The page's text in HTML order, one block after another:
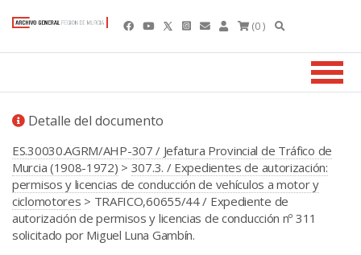
(0 )
Detalle del documento
ES.30030.AGRM/AHP-307 / Jefatura Provincial de Tráfico de
Murcia (1908-1972) > 307.3. / Expedientes de autorización:
permisos y licencias de conducción de vehículos a motor y
ciclomotores > TRAFICO,60655/44 / Expediente de
autorización de permisos y licencias de conducción nº 311
solicitado por Miguel Luna Gambín.